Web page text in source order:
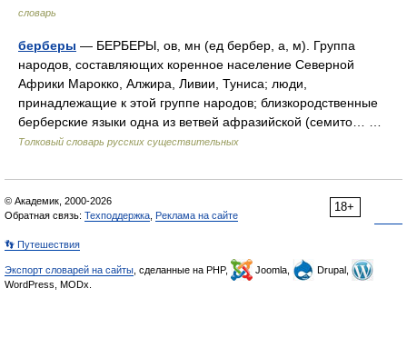
словарь
берберы — БЕРБЕРЫ, ов, мн (ед бербер, а, м). Группа
народов, составляющих коренное население Северной
Африки Марокко, Алжира, Ливии, Туниса; люди,
принадлежащие к этой группе народов; близкородственные
берберские языки одна из ветвей афразийской (семито… …
Толковый словарь русских существительных
18+
© Академик, 2000-2026
Обратная связь: Техподдержка Реклама на сайте
👣 Путешествия
Экспорт словарей на сайты , сделанные на PHP, Joomla,
Drupal,
WordPress, MODx.